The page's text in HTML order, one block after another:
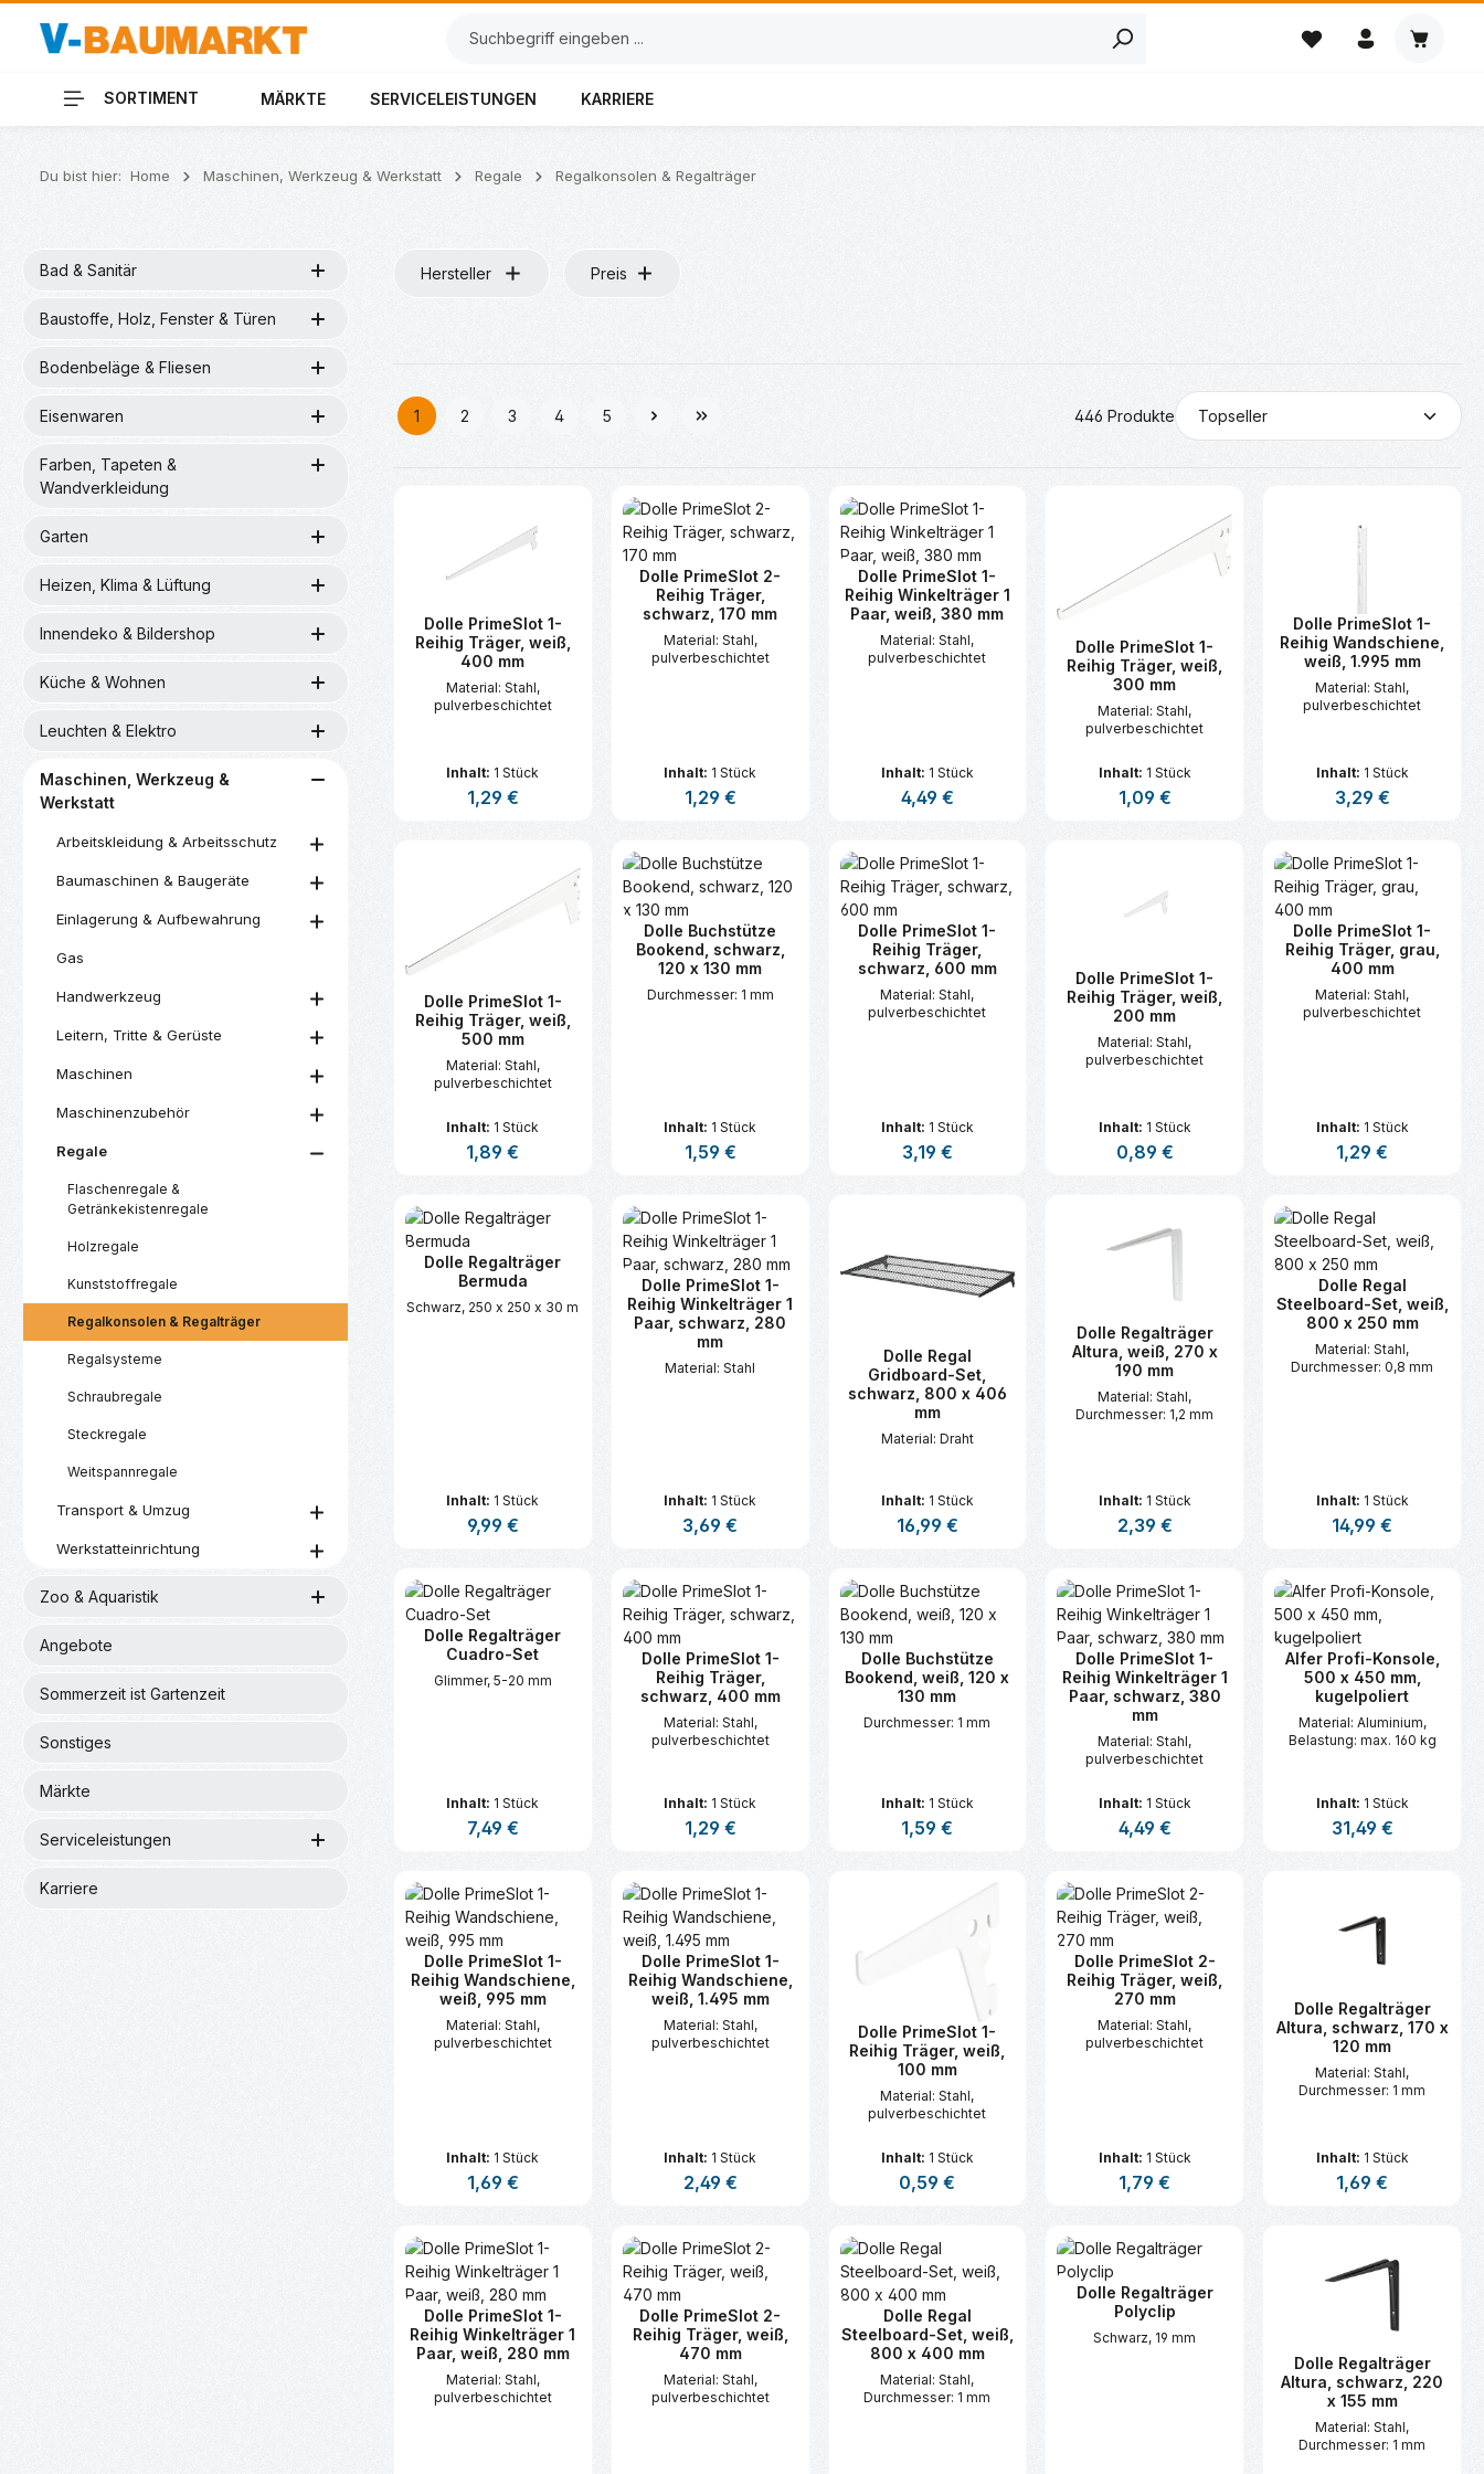
Hauptinhalt springen
Zur Suche springen
Zur Hauptnavigation springen
SORTIMENT MÄRKTE SERVICELEISTUNGEN KARRIERE
Du bist hier: Home Maschinen, Werkzeug & Werkstatt Regale Regalkonsolen & Regalträger
Bad & Sanitär
Baustoffe, Holz, Fenster & Türen
Bodenbeläge & Fliesen
Eisenwaren
Farben, Tapeten &
Wandverkleidung
Garten
Heizen, Klima & Lüftung
Innendeko & Bildershop
Küche & Wohnen
Leuchten & Elektro
Maschinen, Werkzeug &
Werkstatt
Arbeitskleidung & Arbeitsschutz
Baumaschinen & Baugeräte
Einlagerung & Aufbewahrung
Gas
Handwerkzeug
Leitern, Tritte & Gerüste
Maschinen
Maschinenzubehör
Regale
Flaschenregale &
Getränkekistenregale
Holzregale
Kunststoffregale
Regalkonsolen & Regalträger
Regalsysteme
Schraubregale
Steckregale
Weitspannregale
Transport & Umzug
Werkstatteinrichtung
Zoo & Aquaristik
Angebote
Sommerzeit ist Gartenzeit
Sonstiges
Märkte
Serviceleistungen
Karriere
Hersteller Preis
Seite
1
Seite
2
Seite
3
Seite
4
Seite
5 446 Produkte
Dolle PrimeSlot 1-
Reihig Träger, weiß,
400 mm
Material: Stahl,
pulverbeschichtet
Inhalt: 1 Stück
Regulärer Preis:
1,29 €
Produkt Anzahl: Gib den gewünschten Wert ein oder benutze die Schaltflächen um
Dolle PrimeSlot 2-
Reihig Träger,
schwarz, 170 mm
Material: Stahl,
pulverbeschichtet
Inhalt: 1 Stück
Regulärer Preis:
1,29 €
Produkt Anzahl: Gib den gewünschten Wert ein oder benutze die
Dolle PrimeSlot 1-
Reihig Winkelträger 1
Paar, weiß, 380 mm
Material: Stahl,
pulverbeschichtet
Inhalt: 1 Stück
Regulärer Preis:
4,49 €
Produkt Anzahl: Gib den gewünschten Wert ein
Dolle PrimeSlot 1-
Reihig Träger, weiß,
300 mm
Material: Stahl,
pulverbeschichtet
Inhalt: 1 Stück
Regulärer Preis:
1,09 €
Produkt Anzahl: Gib den
Dolle PrimeSlot 1-
Reihig Wandschiene,
weiß, 1.995 mm
Material: Stahl,
pulverbeschichtet
Inhalt: 1 Stück
Regulärer Preis:
3,29 €
Produkt
Dolle PrimeSlot 1-
Reihig Träger, weiß,
500 mm
Material: Stahl,
pulverbeschichtet
Inhalt: 1 Stück
Regulärer Preis:
1,89 €
Produkt Anzahl: Gib den gewünschten Wert ein oder benutze die Schaltflächen um
Dolle Buchstütze
Bookend, schwarz,
120 x 130 mm
Durchmesser: 1 mm
Inhalt: 1 Stück
Regulärer Preis:
1,59 €
Produkt Anzahl: Gib den gewünschten Wert ein oder benutze die
Dolle PrimeSlot 1-
Reihig Träger,
schwarz, 600 mm
Material: Stahl,
pulverbeschichtet
Inhalt: 1 Stück
Regulärer Preis:
3,19 €
Produkt Anzahl: Gib den gewünschten Wert ein
Dolle PrimeSlot 1-
Reihig Träger, weiß,
200 mm
Material: Stahl,
pulverbeschichtet
Inhalt: 1 Stück
Regulärer Preis:
0,89 €
Produkt Anzahl: Gib den
Dolle PrimeSlot 1-
Reihig Träger, grau,
400 mm
Material: Stahl,
pulverbeschichtet
Inhalt: 1 Stück
Regulärer Preis:
1,29 €
Produkt
Dolle Regalträger
Bermuda
Schwarz, 250 x 250 x 30 m
Inhalt: 1 Stück
Regulärer Preis:
9,99 €
Produkt Anzahl: Gib den gewünschten Wert ein oder benutze die Schaltflächen um
Dolle PrimeSlot 1-
Reihig Winkelträger 1
Paar, schwarz, 280
mm
Material: Stahl
Inhalt: 1 Stück
Regulärer Preis:
3,69 €
Produkt Anzahl: Gib den gewünschten Wert ein oder benutze die
Dolle Regal
Gridboard-Set,
schwarz, 800 x 406
mm
Material: Draht
Inhalt: 1 Stück
Regulärer Preis:
16,99 €
Produkt Anzahl: Gib den gewünschten Wert ein
Dolle Regalträger
Altura, weiß, 270 x
190 mm
Material: Stahl,
Durchmesser: 1,2 mm
Inhalt: 1 Stück
Regulärer Preis:
2,39 €
Produkt Anzahl: Gib den
Dolle Regal
Steelboard-Set, weiß,
800 x 250 mm
Material: Stahl,
Durchmesser: 0,8 mm
Inhalt: 1 Stück
Regulärer Preis:
14,99 €
Produkt
Dolle Regalträger
Cuadro-Set
Glimmer, 5-20 mm
Inhalt: 1 Stück
Regulärer Preis:
7,49 €
Produkt Anzahl: Gib den gewünschten Wert ein oder benutze die Schaltflächen um
Dolle PrimeSlot 1-
Reihig Träger,
schwarz, 400 mm
Material: Stahl,
pulverbeschichtet
Inhalt: 1 Stück
Regulärer Preis:
1,29 €
Produkt Anzahl: Gib den gewünschten Wert ein oder benutze die
Dolle Buchstütze
Bookend, weiß, 120 x
130 mm
Durchmesser: 1 mm
Inhalt: 1 Stück
Regulärer Preis:
1,59 €
Produkt Anzahl: Gib den gewünschten Wert ein
Dolle PrimeSlot 1-
Reihig Winkelträger 1
Paar, schwarz, 380
mm
Material: Stahl,
pulverbeschichtet
Inhalt: 1 Stück
Regulärer Preis:
4,49 €
Produkt Anzahl: Gib den
Alfer Profi-Konsole,
500 x 450 mm,
kugelpoliert
Material: Aluminium,
Belastung: max. 160 kg
Inhalt: 1 Stück
Regulärer Preis:
31,49 €
Dolle PrimeSlot 1-
Reihig Wandschiene,
weiß, 995 mm
Material: Stahl,
pulverbeschichtet
Inhalt: 1 Stück
Regulärer Preis:
1,69 €
Produkt Anzahl: Gib den gewünschten Wert ein oder benutze die Schaltflächen um
Dolle PrimeSlot 1-
Reihig Wandschiene,
weiß, 1.495 mm
Material: Stahl,
pulverbeschichtet
Inhalt: 1 Stück
Regulärer Preis:
2,49 €
Produkt Anzahl: Gib den gewünschten Wert ein oder benutze die
Dolle PrimeSlot 1-
Reihig Träger, weiß,
100 mm
Material: Stahl,
pulverbeschichtet
Inhalt: 1 Stück
Regulärer Preis:
0,59 €
Produkt Anzahl: Gib den gewünschten Wert ein
Dolle PrimeSlot 2-
Reihig Träger, weiß,
270 mm
Material: Stahl,
pulverbeschichtet
Inhalt: 1 Stück
Regulärer Preis:
1,79 €
Produkt Anzahl: Gib den
Dolle Regalträger
Altura, schwarz, 170 x
120 mm
Material: Stahl,
Durchmesser: 1 mm
Inhalt: 1 Stück
Regulärer Preis:
1,69 €
Dolle PrimeSlot 1-
Reihig Winkelträger 1
Paar, weiß, 280 mm
Material: Stahl,
pulverbeschichtet
Dolle PrimeSlot 2-
Reihig Träger, weiß,
470 mm
Material: Stahl,
pulverbeschichtet
Dolle Regal
Steelboard-Set, weiß,
800 x 400 mm
Material: Stahl,
Durchmesser: 1 mm
Dolle Regalträger
Polyclip
Schwarz, 19 mm
Dolle Regalträger
Altura, schwarz, 220
x 155 mm
Material: Stahl,
Durchmesser: 1 mm